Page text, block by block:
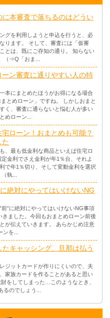
本審査で落ちるのはどうい
グを利用しようと申込を行うと、必
ります。 そして、審査には「仮審
とは、既にご存知の通り。 知らない
（⇒Q「おま...
ーン審査に通りやすい人の特
本にまとめたほうがお得になる場合
とめローン」ですね。 しかしおまと
く、審査に通らないと悩む人が多い
めローン...
ローン！おまとめも可能？
た
、最も低金利な商品といえば住宅ロ
金利でさえ金利が年1％台、それよ
で年1％切り、そして変動金利を選択
執...
絶対にやってはいけないNG
”に絶対にやってはいけないNG事項
きました。今回もおまとめローン前後
が伝えていきます。 あらかじめ注意
ンを...
キャッシング、旦那は払う
ジットカードが作りにくいので、夫
家族カードを作ることがあると思い
をしてしまった…このようなとき、
のでしょう...